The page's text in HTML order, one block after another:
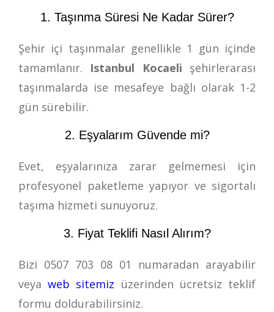
1. Taşınma Süresi Ne Kadar Sürer?
Şehir içi taşınmalar genellikle 1 gün içinde
tamamlanır. Istanbul Kocaeli şehirlerarası
taşınmalarda ise mesafeye bağlı olarak 1-2
gün sürebilir.
2. Eşyalarım Güvende mi?
Evet, eşyalarınıza zarar gelmemesi için
profesyonel paketleme yapıyor ve sigortalı
taşıma hizmeti sunuyoruz.
3. Fiyat Teklifi Nasıl Alırım?
Bizi 0507 703 08 01
numaradan arayabilir
veyaweb sitemiz üzerinden ücretsiz teklif
formu doldurabilirsiniz.